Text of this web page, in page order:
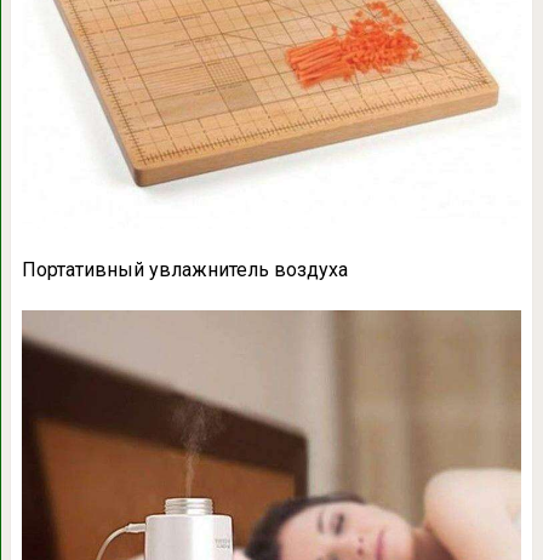
Портативный увлажнитель воздуха